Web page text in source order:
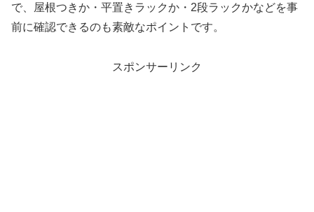
で、屋根つきか・平置きラックか・2段ラックかなどを事
前に確認できるのも素敵なポイントです。
スポンサーリンク